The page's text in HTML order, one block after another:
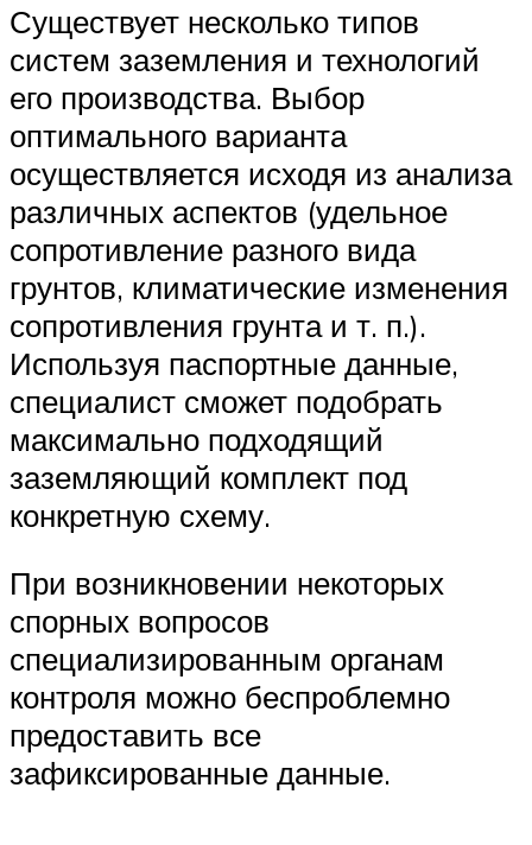
Существует несколько типов
систем заземления и технологий
его производства. Выбор
оптимального варианта
осуществляется исходя из анализа
различных аспектов (удельное
сопротивление разного вида
грунтов, климатические изменения
сопротивления грунта и т. п.).
Используя паспортные данные,
специалист сможет подобрать
максимально подходящий
заземляющий комплект под
конкретную схему.
При возникновении некоторых
спорных вопросов
специализированным органам
контроля можно беспроблемно
предоставить все
зафиксированные данные.